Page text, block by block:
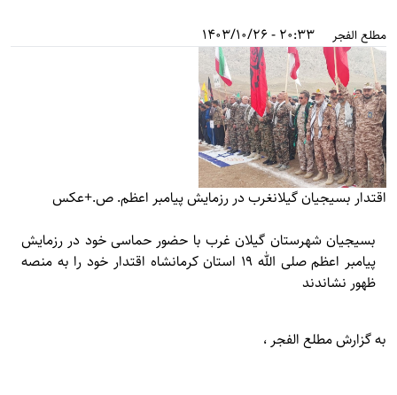
مطلع الفجر 20:33 - 1403/10/26
اقتدار بسیجیان گیلانغرب در رزمایش پیامبر اعظم. ص.+عکس
بسیجیان شهرستان گیلان غرب با حضور حماسی خود در رزمایش
پیامبر اعظم صلی الله ۱۹ استان کرمانشاه اقتدار خود را به منصه
ظهور نشاندند
به گزارشمطلع الفجر ،